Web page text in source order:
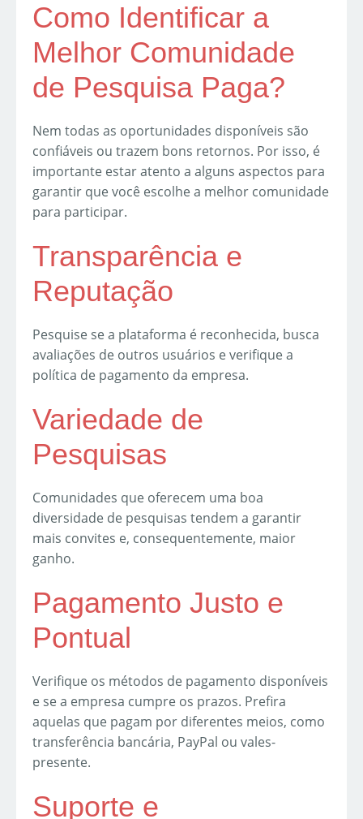
Como Identificar a
Melhor Comunidade
de Pesquisa Paga?
Nem todas as oportunidades disponíveis são
confiáveis ou trazem bons retornos. Por isso, é
importante estar atento a alguns aspectos para
garantir que você escolhe a melhor comunidade
para participar.
Transparência e
Reputação
Pesquise se a plataforma é reconhecida, busca
avaliações de outros usuários e verifique a
política de pagamento da empresa.
Variedade de
Pesquisas
Comunidades que oferecem uma boa
diversidade de pesquisas tendem a garantir
mais convites e, consequentemente, maior
ganho.
Pagamento Justo e
Pontual
Verifique os métodos de pagamento disponíveis
e se a empresa cumpre os prazos. Prefira
aquelas que pagam por diferentes meios, como
transferência bancária, PayPal ou vales-
presente.
Suporte e